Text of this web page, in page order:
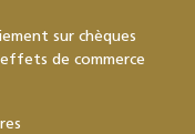
sur chèques
de commerce